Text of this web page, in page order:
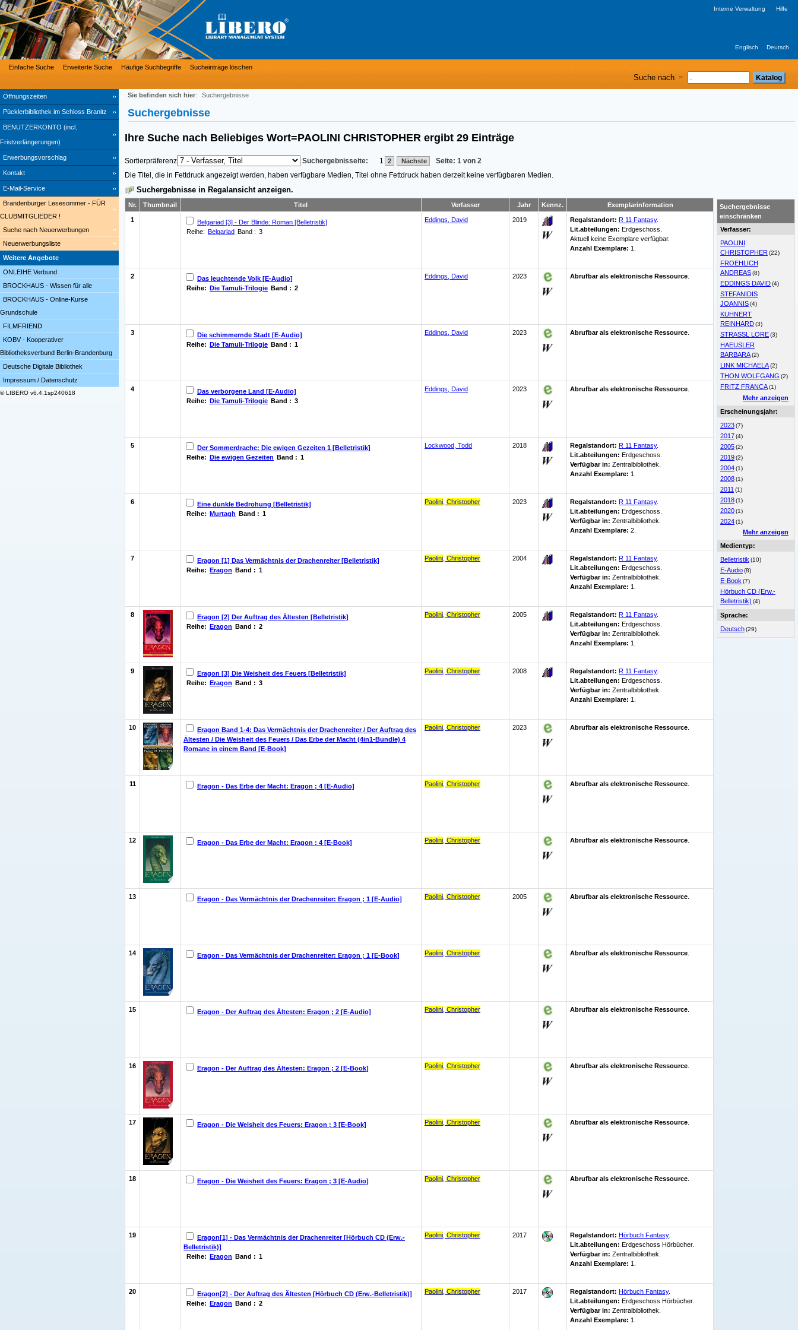
Öffnungszeiten
Pücklerbibliothek im Schloss Branitz
BENUTZERKONTO (incl.
Fristverlängerungen)
Erwerbungsvorschlag
Kontakt
E-Mail-Service
Einfache Suche Erweiterte Suche Häufige Suchbegriffe Sucheinträge löschen
Interne Verwaltung Hilfe
Englisch Deutsch
Brandenburger Lesesommer - FÜR
CLUBMITGLIEDER !
Suche nach Neuerwerbungen
Neuerwerbungsliste
Weitere Angebote
ONLEIHE Verbund
BROCKHAUS - Wissen für alle
BROCKHAUS - Online-Kurse
Grundschule
FILMFRIEND
KOBV - Kooperativer
Bibliotheksverbund Berlin-Brandenburg
Deutsche Digitale Bibliothek
Impressum / Datenschutz
© LIBERO v6.4.1sp240618
Sie befinden sich hier: Suchergebnisse
Suchergebnisse
Ihre Suche nach Beliebiges Wort=PAOLINI CHRISTOPHER ergibt 29 Einträge
Sortierpräferenz Suchergebnisseite: 1 2 Nächste
Seite: 1 von 2
Die Titel, die in Fettdruck angezeigt werden, haben verfügbare Medien, Titel ohne Fettdruck haben derzeit keine verfügbaren Medien.
Suchergebnisse
einschränken
Verfasser:
PAOLINI
CHRISTOPHER (22)
FROEHLICH
ANDREAS(8)
EDDINGS DAVID(4)
STEFANIDIS
JOANNIS(4)
KUHNERT
REINHARD(3)
STRASSL LORE(3)
HAEUSLER
BARBARA(2)
LINK MICHAELA(2)
THON WOLFGANG (2)
FRITZ FRANCA(1)
Mehr anzeigen
Erscheinungsjahr:
2023(7)
2017(4)
2005(2)
2019(2)
2004(1)
2008(1)
2011 (1)
2018(1)
2020(1)
2024(1)
Mehr anzeigen
Medientyp:
Belletristik (10)
E-Audio(8)
E-Book (7)
Hörbuch CD (Erw.-
Belletristik) (4)
Sprache:
Deutsch(29)
Suchergebnisse in Regalansicht anzeigen.
Nr. Thumbnail Titel Verfasser Jahr Kennz. Exemplarinformation
1
Belgariad [3] - Der Blinde: Roman [Belletristik]
Reihe: Belgariad Band : 3
Eddings, David 2019 Regalstandort: R 11 Fantasy.
Lit.abteilungen: Erdgeschoss.
Aktuell keine Exemplare verfügbar.
Anzahl Exemplare: 1.
2
Das leuchtende Volk [E-Audio]
Reihe: Die Tamuli-Trilogie Band : 2
Eddings, David 2023 Abrufbar als elektronische Ressource
3
Die schimmernde Stadt [E-Audio]
Reihe: Die Tamuli-Trilogie Band : 1
Eddings, David 2023 Abrufbar als elektronische Ressource
4
Das verborgene Land [E-Audio]
Reihe: Die Tamuli-Trilogie Band : 3
Eddings, David 2023 Abrufbar als elektronische Ressource
5
Der Sommerdrache: Die ewigen Gezeiten 1 [Belletristik]
Reihe: Die ewigen Gezeiten Band : 1
Lockwood, Todd 2018 Regalstandort: R 11 Fantasy.
Lit.abteilungen: Erdgeschoss.
Verfügbar in: Zentralbibliothek
Anzahl Exemplare: 1.
6
Eine dunkle Bedrohung [Belletristik]
Reihe: Murtagh Band : 1
Paolini Christopher 2023 Regalstandort: R 11 Fantasy.
Lit.abteilungen: Erdgeschoss.
Verfügbar in: Zentralbibliothek
Anzahl Exemplare: 2.
7
Eragon [1] Das Vermächtnis der Drachenreiter [Belletristik]
Reihe: Eragon Band : 1
Paolini Christopher 2004 Regalstandort: R 11 Fantasy.
Lit.abteilungen: Erdgeschoss.
Verfügbar in: Zentralbibliothek
Anzahl Exemplare: 1.
8
Eragon [2] Der Auftrag des Ältesten [Belletristik]
Reihe: Eragon Band : 2
Paolini Christopher 2005 Regalstandort: R 11 Fantasy.
Lit.abteilungen: Erdgeschoss.
Verfügbar in: Zentralbibliothek
Anzahl Exemplare: 1.
9
Eragon [3] Die Weisheit des Feuers [Belletristik]
Reihe: Eragon Band : 3
Paolini Christopher 2008 Regalstandort: R 11 Fantasy.
Lit.abteilungen: Erdgeschoss.
Verfügbar in: Zentralbibliothek
Anzahl Exemplare: 1.
10
Eragon Band 1-4: Das Vermächtnis der Drachenreiter / Der Auftrag des
Ältesten / Die Weisheit des Feuers / Das Erbe der Macht (4in1-Bundle) 4
Romane in einem Band [E-Book]
Paolini Christopher 2023 Abrufbar als elektronische Ressource
11 Eragon - Das Erbe der Macht: Eragon ; 4 [E-Audio] Paolini Christopher Abrufbar als elektronische Ressource
12 Eragon - Das Erbe der Macht: Eragon ; 4 [E-Book] Paolini Christopher Abrufbar als elektronische Ressource
13 Eragon - Das Vermächtnis der Drachenreiter: Eragon ; 1 [E-Audio] Paolini Christopher 2005 Abrufbar als elektronische Ressource
14 Eragon - Das Vermächtnis der Drachenreiter: Eragon ; 1 [E-Book] Paolini Christopher Abrufbar als elektronische Ressource
15 Eragon - Der Auftrag des Ältesten: Eragon ; 2 [E-Audio] Paolini Christopher Abrufbar als elektronische Ressource
16 Eragon - Der Auftrag des Ältesten: Eragon ; 2 [E-Book] Paolini Christopher Abrufbar als elektronische Ressource
17 Eragon - Die Weisheit des Feuers: Eragon ; 3 [E-Book] Paolini Christopher Abrufbar als elektronische Ressource
18 Eragon - Die Weisheit des Feuers: Eragon ; 3 [E-Audio] Paolini Christopher Abrufbar als elektronische Ressource
19
Eragon[1] - Das Vermächtnis der Drachenreiter [Hörbuch CD (Erw.-
Belletristik)]
Reihe: Eragon Band : 1
Paolini Christopher 2017 Regalstandort: Hörbuch Fantasy.
Lit.abteilungen: Erdgeschoss Hörbücher.
Verfügbar in: Zentralbibliothek
Anzahl Exemplare: 1.
20
Eragon[2] - Der Auftrag des Ältesten [Hörbuch CD (Erw.-Belletristik)]
Reihe: Eragon Band : 2
Paolini Christopher 2017 Regalstandort: Hörbuch Fantasy.
Lit.abteilungen: Erdgeschoss Hörbücher.
Verfügbar in: Zentralbibliothek
Anzahl Exemplare: 1.
Suche nach